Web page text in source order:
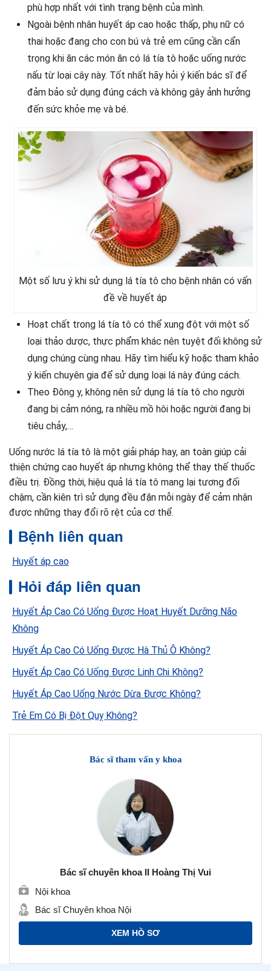
phù hợp nhất với tình trạng bệnh của mình.
Ngoài bệnh nhân huyết áp cao hoặc thấp, phụ nữ có
thai hoặc đang cho con bú và trẻ em cũng cần cẩn
trọng khi ăn các món ăn có lá tía tô hoặc uống nước
nấu từ loại cây này. Tốt nhất hãy hỏi ý kiến bác sĩ để
đảm bảo sử dụng đúng cách và không gây ảnh hưởng
đến sức khỏe mẹ và bé.
Một số lưu ý khi sử dụng lá tía tô cho bệnh nhân có vấn
đề về huyết áp
Hoạt chất trong lá tía tô có thể xung đột với một số
loại thảo dược, thực phẩm khác nên tuyệt đối không sử
dụng chúng cùng nhau. Hãy tìm hiểu kỹ hoặc tham khảo
ý kiến chuyên gia để sử dụng loại lá này đúng cách.
Theo Đông y, không nên sử dụng lá tía tô cho người
đang bị cảm nóng, ra nhiều mồ hôi hoặc người đang bị
tiêu chảy,…
Uống nước lá tía tô là một giải pháp hay, an toàn giúp cải
thiện chứng cao huyết áp nhưng không thể thay thế thuốc
điều trị. Đồng thời, hiệu quả lá tía tô mang lại tương đối
chậm, cần kiên trì sử dụng đều đặn mỗi ngày để cảm nhận
được những thay đổi rõ rệt của cơ thể.
Bệnh liên quan
Huyết áp cao
Hỏi đáp liên quan
Huyết Áp Cao Có Uống Được Hoạt Huyết Dưỡng Não
Không
Huyết Áp Cao Có Uống Được Hà Thủ Ô Không?
Huyết Áp Cao Có Uống Được Linh Chi Không?
Huyết Áp Cao Uống Nước Dừa Được Không?
Trẻ Em Có Bị Đột Quỵ Không?
Bác sĩ tham vấn y khoa
Bác sĩ chuyên khoa II Hoàng Thị Vui
Nội khoa
Bác sĩ Chuyên khoa Nội
XEM HỒ SƠ